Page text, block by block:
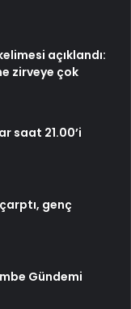
açıklandı:
zirveye çok
saat 21.00’i
genç
Gündemi